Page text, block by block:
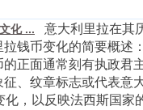
化 ... 意大利里拉在其
钱币变化的简要概述
正面通常刻有执政君
、纹章标志或代表意
，以反映法西斯国家